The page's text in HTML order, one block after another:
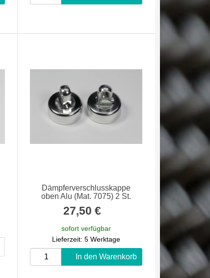
Dämpferverschlusskappe
oben Alu (Mat. 7075) 2 St.
27,50 €
sofort verfügbar
Lieferzeit: 5 Werktage
In den Warenkorb